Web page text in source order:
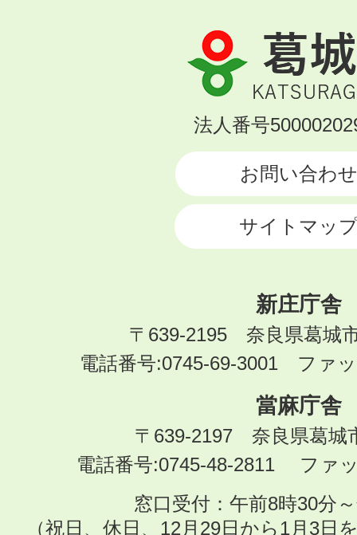
葛
城
市
KATSURAGI
法人番号
お問い合わせ
サイトマッ
新庄庁舎
〒639-2195 奈良県葛城
電話番号:0745-69-3001 ファ
當麻庁舎
〒639-2197 奈良県葛城
電話番号:0745-48-2811 ファ
窓口受付：午前8時30分
（祝日、休日、12月29日から1月3日